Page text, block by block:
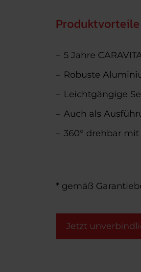
Produktvorteile
5 Jahre
Robuste
Leichtgängige
Auch als
360° drehbar
* gemäß
Jetzt